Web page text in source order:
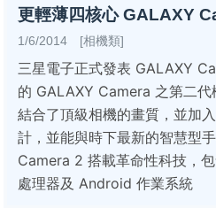
更輕薄四核心 GALAXY
1/6/2014 [相機類]
三星電子正式發表 GALAXY
的 GALAXY Camera 之第二
結合了頂級相機的畫質，並加
計，並能與時下最新的智慧型
Camera 2 搭載革命性科技，
處理器及 Android 作業系統